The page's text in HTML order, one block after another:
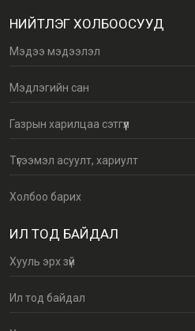
НИЙТЛЭГ ХОЛБООСУУД
Мэдээ мэдээлэл
Мэдлэгийн сан
Газрын харилцаа сэтгүүл
Түгээмэл асуулт, хариулт
Холбоо барих
ИЛ ТОД БАЙДАЛ
Хууль эрх зүй
Ил тод байдал